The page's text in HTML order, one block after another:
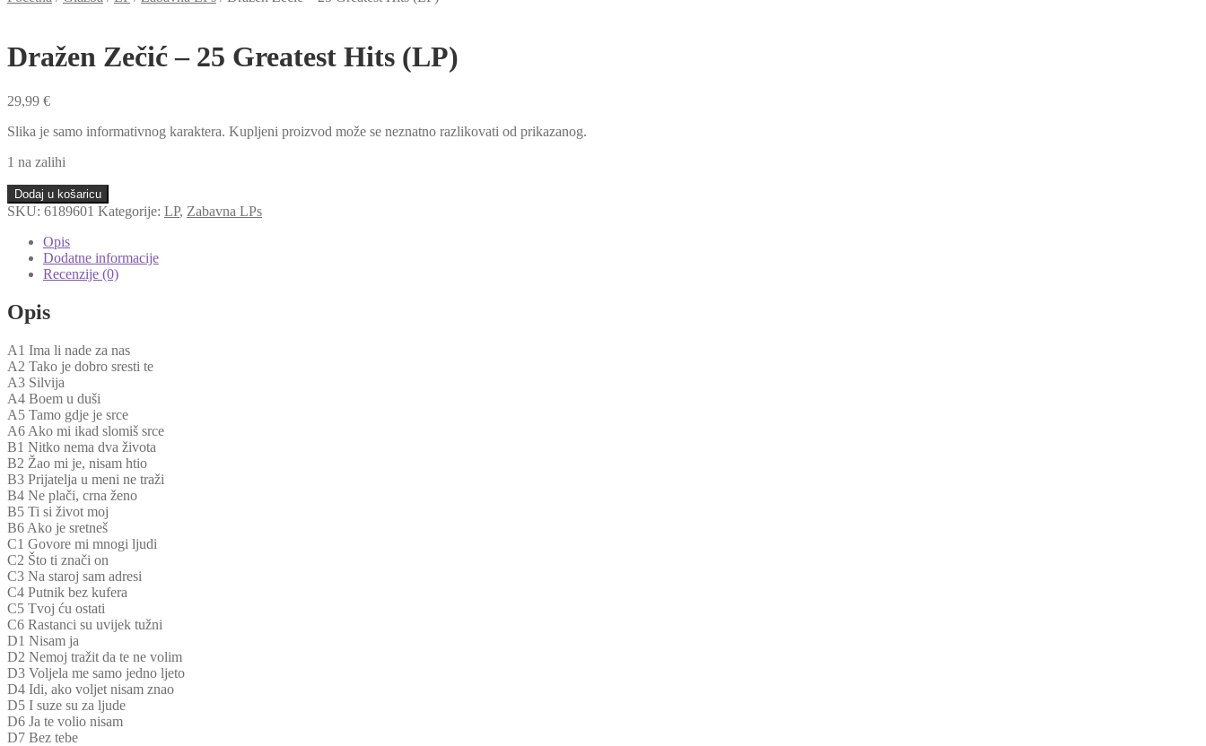
Dražen Zečić – 25 Greatest Hits (LP)
29,99 €
Slika je samo informativnog karaktera. Kupljeni proizvod može se neznatno razlikovati od prikazanog.
1 na zalihi
Dražen
Zečić
Greatest
Hits
količina
Dodaj u košaricu
SKU: 6189601 Kategorije: LP, Zabavna LPs
Opis
Dodatne informacije
Recenzije (0)
Opis
A1 Ima li nade za nas
A2 Tako je dobro sresti te
A3 Silvija
A4 Boem u duši
A5 Tamo gdje je srce
A6 Ako mi ikad slomiš srce
B1 Nitko nema dva života
B2 Žao mi je, nisam htio
B3 Prijatelja u meni ne traži
B4 Ne plači, crna ženo
B5 Ti si život moj
B6 Ako je sretneš
C1 Govore mi mnogi ljudi
C2 Što ti znači on
C3 Na staroj sam adresi
C4 Putnik bez kufera
C5 Tvoj ću ostati
C6 Rastanci su uvijek tužni
D1 Nisam ja
D2 Nemoj tražit da te ne volim
D3 Voljela me samo jedno ljeto
D4 Idi, ako voljet nisam znao
D5 I suze su za ljude
D6 Ja te volio nisam
D7 Bez tebe